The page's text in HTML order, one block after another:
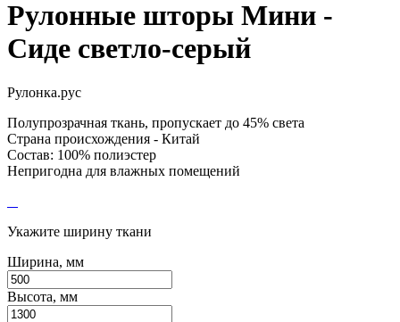
Рулонные шторы Мини -
Сиде светло-серый
Рулонка.рус
Полупрозрачная ткань, пропускает до 45% света
Страна происхождения - Китай
Состав: 100% полиэстер
Непригодна для влажных помещений
Укажите ширину ткани
Ширина, мм
Высота, мм